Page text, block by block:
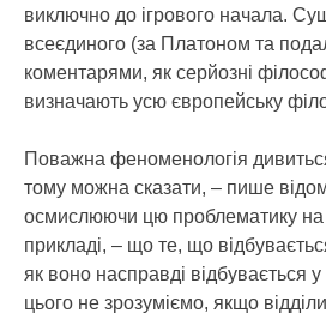
виключно до ігрового начала.
всеєдиного (за Платоном та
коментарями, як серйозні
визначають усю європейську
Поважна феноменологія
тому можна сказати, – пише
осмислюючи цю проблематику на
прикладі, – що те, що
як воно насправді відбувається
цього не зрозуміємо, якщо